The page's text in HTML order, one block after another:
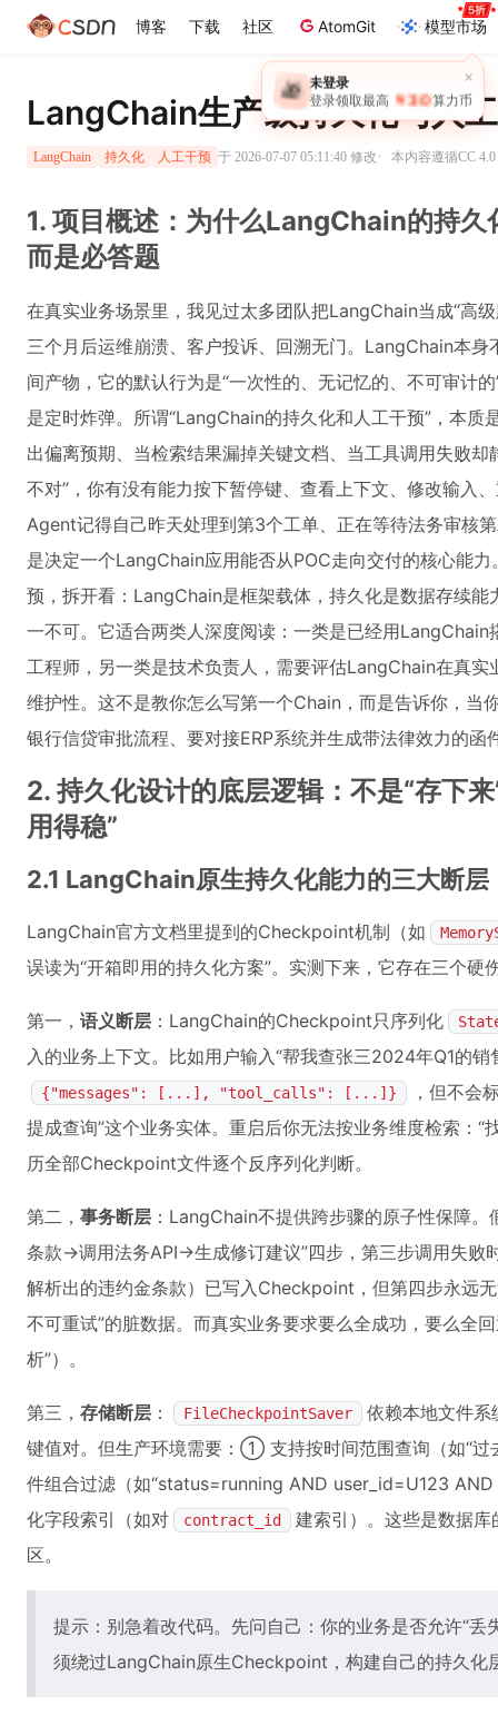
博客 下载 社区 AtomGit 模型市场
×
🎁 未登录
登录领取最高 ￥30 算力币
LangChain生产级持久化与人
LangChain 持久化 人工干预 于 2026-07-07 05:11:40 修改· 本内容遵循CC
1. 项目概述：为什么LangChain的持久
而是必答题
在真实业务场景里，我见过太多团队把LangChain当成“高
三个月后运维崩溃、客户投诉、回溯无门。LangChain本
间产物，它的默认行为是“一次性的、无记忆的、不可审计
是定时炸弹。所谓“LangChain的持久化和人工干预”，本
出偏离预期、当检索结果漏掉关键文档、当工具调用失败
不对”，你有没有能力按下暂停键、查看上下文、修改输入
Agent记得自己昨天处理到第3个工单、正在等待法务审核
是决定一个LangChain应用能否从POC走向交付的核心能
预，拆开看：LangChain是框架载体，持久化是数据存续
一不可。它适合两类人深度阅读：一类是已经用LangChain
工程师，另一类是技术负责人，需要评估LangChain在真
维护性。这不是教你怎么写第一个Chain，而是告诉你，当
银行信贷审批流程、要对接ERP系统并生成带法律效力的
2. 持久化设计的底层逻辑：不是“存下
用得稳”
2.1 LangChain原生持久化能力的三大断层
LangChain官方文档里提到的Checkpoint机制（如
误读为“开箱即用的持久化方案”。实测下来，它存在三个硬
第一， 语义断层 ：LangChain的Checkpoint只序列化
入的业务上下文。比如用户输入“帮我查张三2024年Q1的
{"messages": [...], "tool_calls": [...]}
，但不会
提成查询”这个业务实体。重启后你无法按业务维度检索：“
历全部Checkpoint文件逐个反序列化判断。
第二， 事务断层 ：LangChain不提供跨步骤的原子性保障
条款→调用法务API→生成修订建议”四步，第三步调用失败
解析出的违约金条款）已写入Checkpoint，但第四步永远
不可重试”的脏数据。而真实业务要求要么全成功，要么全
析”）。
第三， 存储断层 ： FileCheckpointSaver
依赖本地文件系
键值对。但生产环境需要：① 支持按时间范围查询（如“
件组合过滤（如“status=running AND user_id=U123
化字段索引（如对
contract_id
建索引）。这些是数据
区。
提示：别急着改代码。先问自己：你的业务是否允许“丢
须绕过LangChain原生Checkpoint，构建自己的持久化